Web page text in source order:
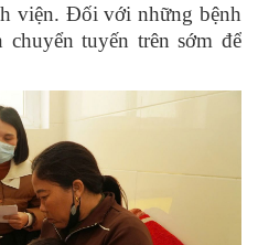
viện. Đối với những bệnh
chuyển tuyến trên sớm để